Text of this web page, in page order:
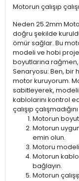
Motorun çalışıp
Neden 25.2mm
doğru şekilde
ömür sağlar. Bu
modeli ve hobi
boyutlarına rağmen,
Senaryosu: Ben, bir
motor kuruyorum.
sabitleyerek,
kablolarını kontrol
çalışıp
Motorun
Motorun
emin olun.
Motoru
Motorun
bağlayın.
Motorun